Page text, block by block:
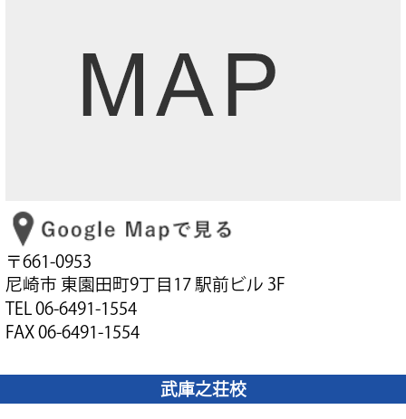
〒661-0953
尼崎市 東園田町9丁目17 駅前ビル 3F
TEL 06-6491-1554
FAX 06-6491-1554
武庫之荘校